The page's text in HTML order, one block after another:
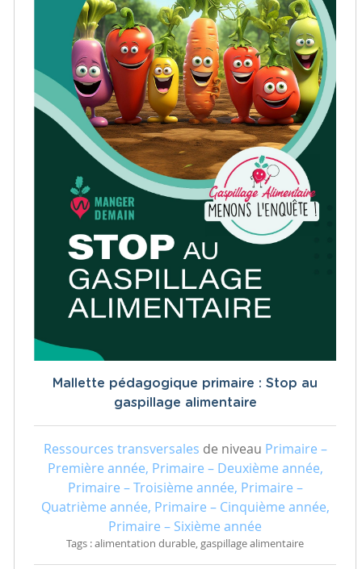
Mallette pédagogique primaire : Stop au
gaspillage alimentaire
Ressources transversales de niveau Primaire –
Première année, Primaire – Deuxième année,
Primaire – Troisième année, Primaire –
Quatrième année, Primaire – Cinquième année,
Primaire – Sixième année
Tags : alimentation durable, gaspillage alimentaire